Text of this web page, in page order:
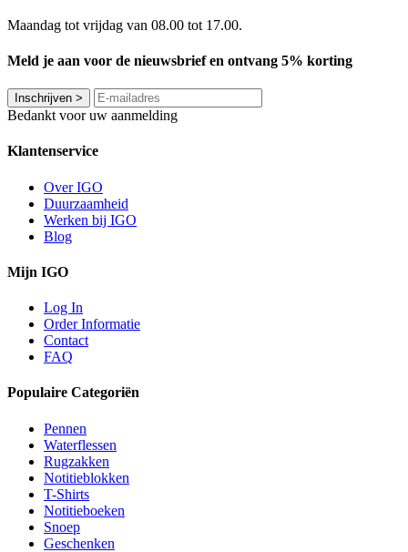
Maandag tot vrijdag van 08.00 tot 17.00.
Meld je aan voor de nieuwsbrief en ontvang 5% korting
Inschrijven >
Bedankt voor uw aanmelding
Klantenservice
Over IGO
Duurzaamheid
Werken bij IGO
Blog
Mijn IGO
Log In
Order Informatie
Contact
FAQ
Populaire Categoriën
Pennen
Waterflessen
Rugzakken
Notitieblokken
T-Shirts
Notitieboeken
Snoep
Geschenken